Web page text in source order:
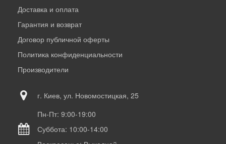
Доставка и оплата
Гарантия и возврат
Договор публичной оферты
Политика конфиденциальности
Производители
г. Киев, ул. Новомостицкая, 25
Пн-Пт: 9:00-19:00
Суббота: 10:00-14:00